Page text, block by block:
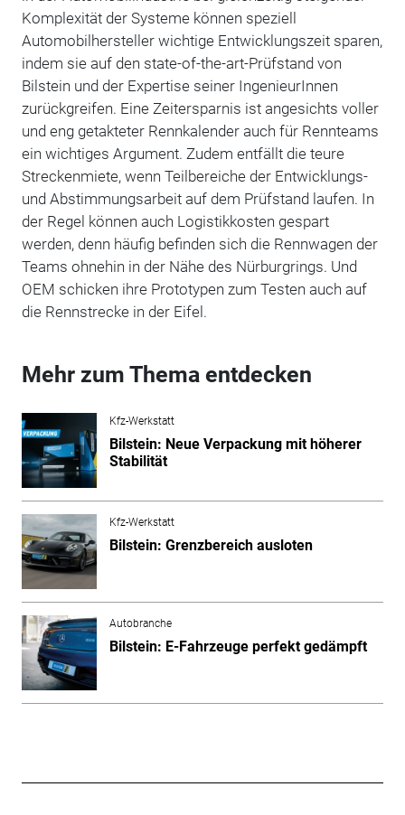
Komplexität der Systeme können speziell
Automobilhersteller wichtige Entwicklungszeit sparen,
indem sie auf den state-of-the-art-Prüfstand von
Bilstein und der Expertise seiner IngenieurInnen
zurückgreifen. Eine Zeitersparnis ist angesichts voller
und eng getakteter Rennkalender auch für Rennteams
ein wichtiges Argument. Zudem entfällt die teure
Streckenmiete, wenn Teilbereiche der Entwicklungs-
und Abstimmungsarbeit auf dem Prüfstand laufen. In
der Regel können auch Logistikkosten gespart
werden, denn häufig befinden sich die Rennwagen der
Teams ohnehin in der Nähe des Nürburgrings. Und
OEM schicken ihre Prototypen zum Testen auch auf
die Rennstrecke in der Eifel.
Mehr zum Thema entdecken
Kfz-Werkstatt
Bilstein: Neue Verpackung mit höherer
Stabilität
Kfz-Werkstatt
Bilstein: Grenzbereich ausloten
Autobranche
Bilstein: E-Fahrzeuge perfekt gedämpft